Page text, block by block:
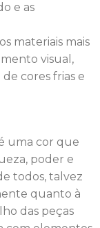
e as
materiais mais
visual,
cores frias e
uma cor que
poder e
todos, talvez
quanto à
das peças